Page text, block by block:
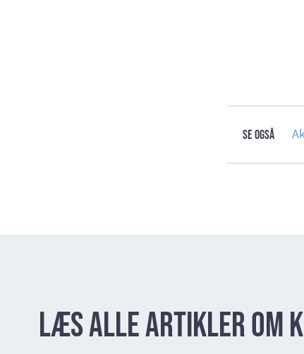
Se også
Læs alle artikler om